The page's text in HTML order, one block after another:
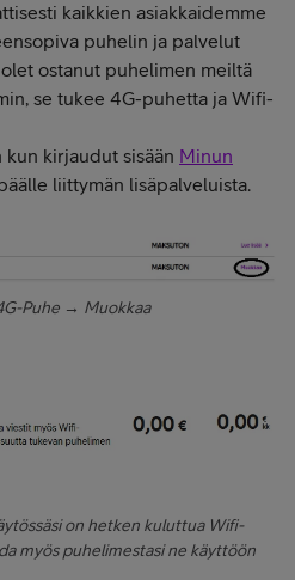
kaikkien asiakkaidemme
puhelin ja palvelut
ostanut puhelimen meiltä
se tukee 4G-puhetta ja Wifi-
kirjaudut sisään Minun
liittymän lisäpalveluista.
Puhe → Muokkaa
on hetken kuluttua Wifi-
myös puhelimestasi ne käyttöön